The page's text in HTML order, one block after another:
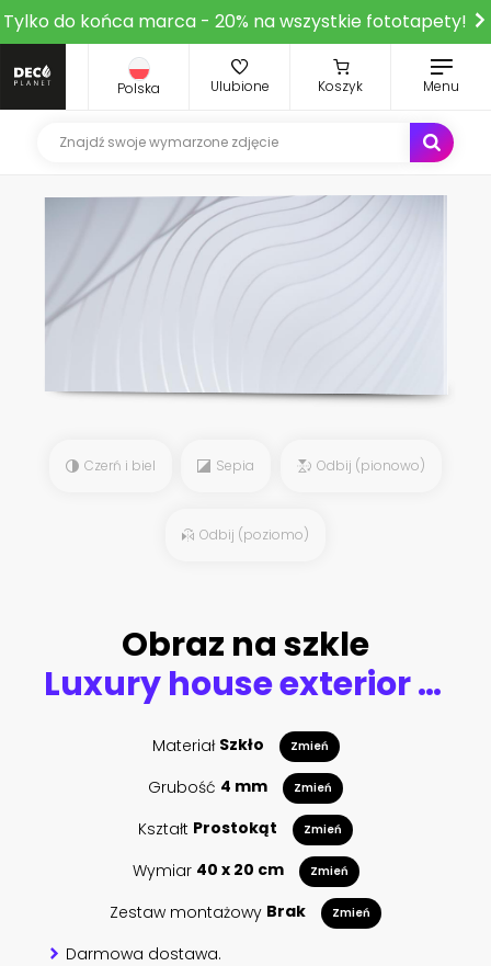
Tylko do końca marca - 20% na wszystkie fototapety!
Polska Ulubione Koszyk Menu
Czerń i biel Sepia Odbij (pionowo)
Odbij (poziomo)
Obraz na szkle
Luxury house exterior with brick and siding trim and double garage.
Materiał Szkło Zmień
Grubość 4 mm Zmień
Kształt Prostokąt Zmień
Wymiar 40 x 20 cm Zmień
Zestaw montażowy Brak Zmień
Darmowa dostawa.